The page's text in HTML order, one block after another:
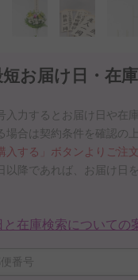
短お届け日・在
入力するとお届け日や在
場合は契約条件を確認の上
入する」ボタンよりご注
降であれば、お届け日
と在庫検索についての